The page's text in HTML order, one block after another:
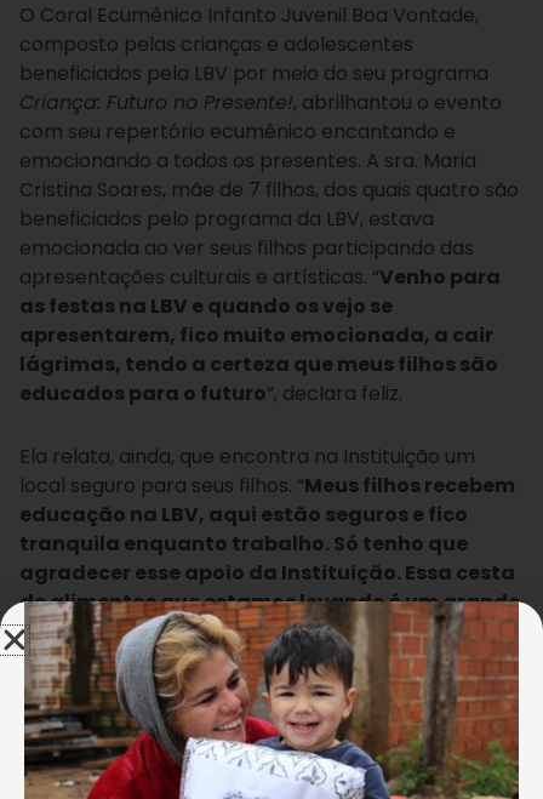
O Coral Ecumênico Infanto Juvenil Boa Vontade,
composto pelas crianças e adolescentes
beneficiados pela LBV por meio do seu programa
Criança: Futuro no Presente!, abrilhantou o evento
com seu repertório ecumênico encantando e
emocionando a todos os presentes. A sra. Maria
Cristina Soares, mãe de 7 filhos, dos quais quatro são
beneficiados pelo programa da LBV, estava
emocionada ao ver seus filhos participando das
apresentações culturais e artísticas. “Venho para
as festas na LBV e quando os vejo se
apresentarem, fico muito emocionada, a cair
lágrimas, tendo a certeza que meus filhos são
educados para o futuro”, declara feliz.
Ela relata, ainda, que encontra na Instituição um
local seguro para seus filhos. “Meus filhos recebem
educação na LBV, aqui estão seguros e fico
tranquila enquanto trabalho. Só tenho que
agradecer esse apoio da Instituição. Essa cesta
de alimentos que estamos levando é um grande
presente para o nosso Natal“, disse orgulhosa ao
receber sua cesta de alimentos.
Dezenas de mães assistidas pelos programas
promovidos pela LBV expressaram sua gratidão, a
exemplo da sra. Solange da Silva, que é mãe de sete